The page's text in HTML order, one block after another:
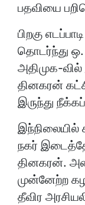
பதவியை
பிறகு
தொடர்ந்து
அதிமுக-
தினகரன்
இருந்து
இந்நிலையில்
நகர்
தினகரன்.
முன்னேற்ற
தீவிர